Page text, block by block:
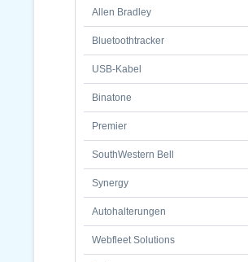
Allen Bradley
Bluetoothtracker
USB-Kabel
Binatone
Premier
SouthWestern Bell
Synergy
Autohalterungen
Webfleet Solutions